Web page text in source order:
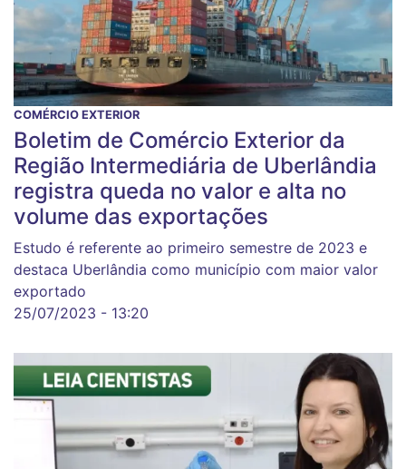
COMÉRCIO EXTERIOR
Boletim de Comércio Exterior da
Região Intermediária de Uberlândia
registra queda no valor e alta no
volume das exportações
Estudo é referente ao primeiro semestre de 2023 e
destaca Uberlândia como município com maior valor
exportado
25/07/2023 - 13:20